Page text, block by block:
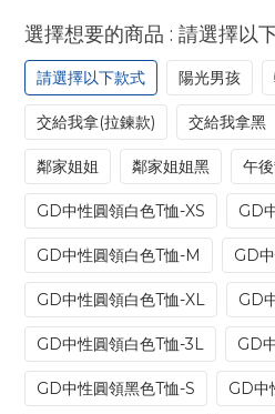
選擇想要的商品 : 請選擇以
請選擇以下款式 陽光男孩
交給我拿(拉鍊款) 交給我拿黑
鄰家姐姐 鄰家姐姐黑 午
GD中性圓領白色T恤-XS GD
GD中性圓領白色T恤-M GD
GD中性圓領白色T恤-XL GD
GD中性圓領白色T恤-3L GD
GD中性圓領黑色T恤-S GD中